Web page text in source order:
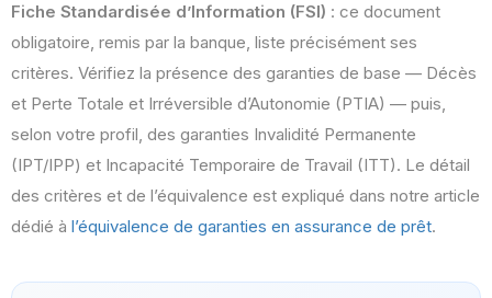
Fiche Standardisée d’Information (FSI) : ce document
obligatoire, remis par la banque, liste précisément ses
critères. Vérifiez la présence des garanties de base — Décès
et Perte Totale et Irréversible d’Autonomie (PTIA) — puis,
selon votre profil, des garanties Invalidité Permanente
(IPT/IPP) et Incapacité Temporaire de Travail (ITT). Le détail
des critères et de l’équivalence est expliqué dans notre article
dédié à l’équivalence de garanties en assurance de prêt.